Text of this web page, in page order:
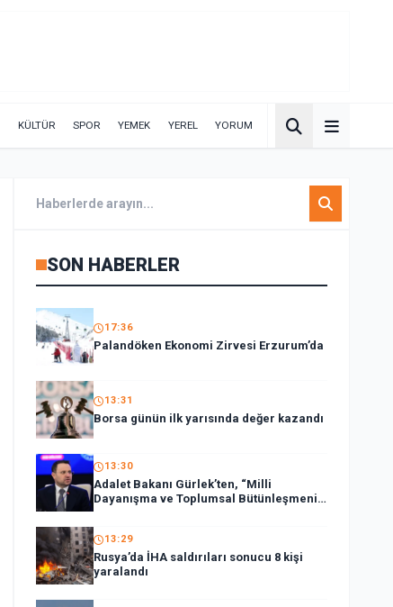
KÜLTÜR SPOR YEMEK YEREL YORUM
SON HABERLER
17:36
Palandöken Ekonomi Zirvesi Erzurum’da
13:31
Borsa günün ilk yarısında değer kazandı
13:30
Adalet Bakanı Gürlek’ten, “Milli
Dayanışma ve Toplumsal Bütünleşmenin
Güçlendirilmesi Kanun Teklifi”ne ilişkin
paylaşım:
13:29
Rusya’da İHA saldırıları sonucu 8 kişi
yaralandı